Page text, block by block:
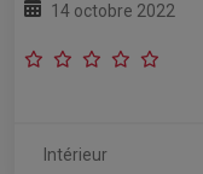
14 octobre 2022
Intérieur